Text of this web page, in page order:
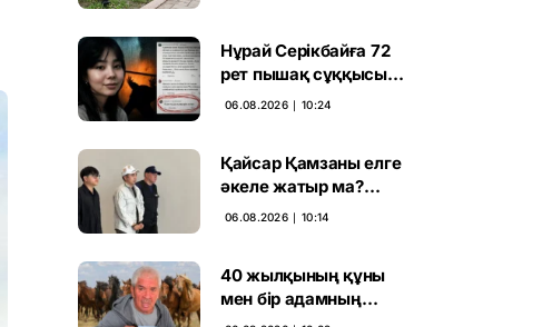
Нұрай Серікбайға 72
рет пышақ сұққысы
келгенін жазған адам
06.08.2026 ∣ 10:24
Қайсар Қамзаны елге
әкеле жатыр ма?
Атышулы Блогер
06.08.2026 ∣ 10:14
40 жылқының құны
мен бір адамның
тағдыры: апелляция 7